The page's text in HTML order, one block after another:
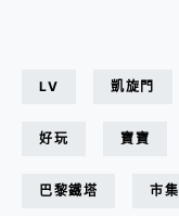
LV 凱旋門
好玩 寶寶
巴黎鐵塔 市集